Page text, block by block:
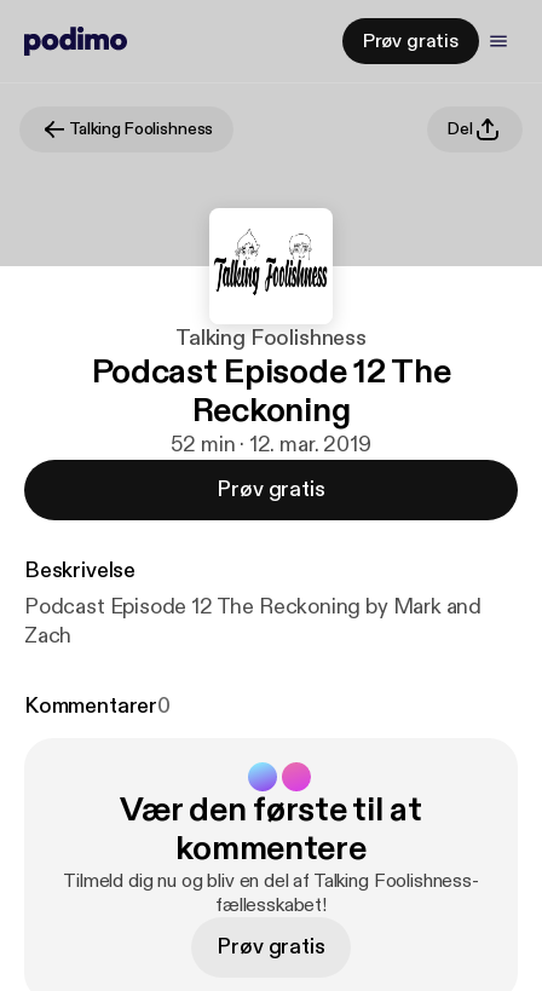
Prøv gratis
Talking Foolishness Del
Talking Foolishness
Podcast Episode 12 The
Reckoning
52 min · 12. mar. 2019
Prøv gratis
Beskrivelse
Podcast Episode 12 The Reckoning by Mark and
Zach
Kommentarer0
Vær den første til at
kommentere
Tilmeld dig nu og bliv en del af Talking Foolishness-
fællesskabet!
Prøv gratis